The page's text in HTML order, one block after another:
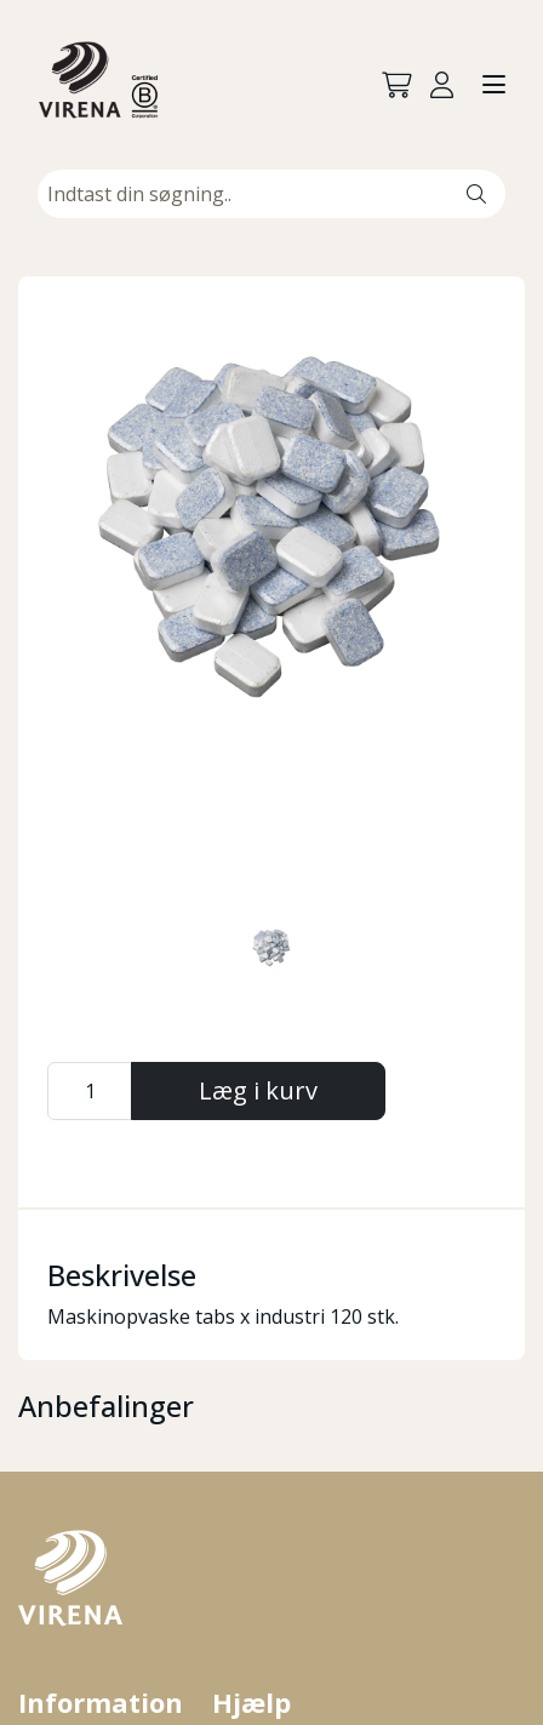
Læg i kurv
Beskrivelse
Maskinopvaske tabs x industri 120 stk.
Anbefalinger
Information Hjælp